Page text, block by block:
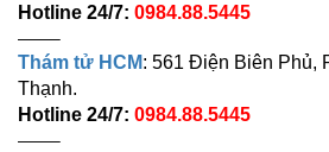
Hotline 24/7: 0984.88.5445
——–
Thám tử HCM: 561 Điện Biên Phủ,
Thạnh.
Hotline 24/7: 0984.88.5445
——–